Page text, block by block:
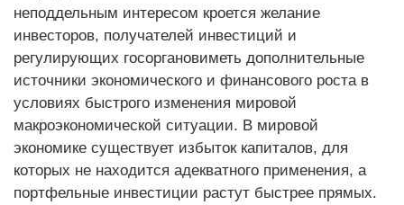
неподдельным интересом кроется желание
инвесторов, получателей инвестиций и
регулирующих госоргановиметь дополнительные
источники экономического и финансового роста в
условиях быстрого изменения мировой
макроэкономической ситуации. В мировой
экономике существует избыток капиталов, для
которых не находится адекватного применения, а
портфельные инвестиции растут быстрее прямых.